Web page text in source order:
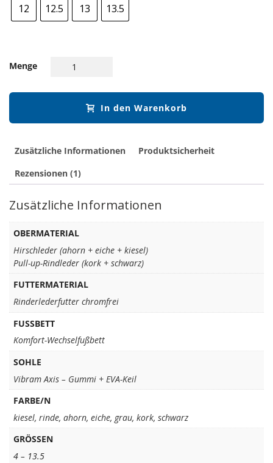
12 12.5 13 13.5
Menge
In den Warenkorb
Zusätzliche Informationen
Produktsicherheit
Rezensionen (1)
Zusätzliche Informationen
OBERMATERIAL
Hirschleder (ahorn + eiche + kiesel)
Pull-up-Rindleder (kork + schwarz)
FUTTERMATERIAL
Rinderlederfutter chromfrei
FUSSBETT
Komfort-Wechselfußbett
SOHLE
Vibram Axis – Gummi + EVA-Keil
FARBE/N
kiesel, rinde, ahorn, eiche, grau, kork, schwarz
GRÖSSEN
4 – 13.5